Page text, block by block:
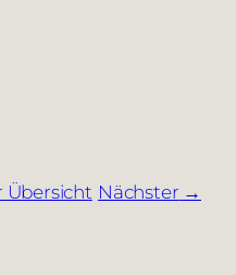
Übersicht Nächster